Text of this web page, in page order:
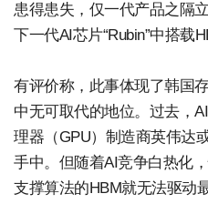
患得患失，仅一代产品之隔
下一代AI芯片“Rubin”中搭载
有评价称，此事体现了韩国
中无可取代的地位。过去，
理器（GPU）制造商英伟达
手中。但随着AI竞争白热化
支撑算法的HBM就无法驱动